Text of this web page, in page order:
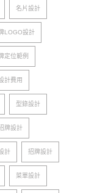
名片設計
LOGO設計
定位範例
計費用
型錄設計
牌設計
計 招牌設計
菜單設計